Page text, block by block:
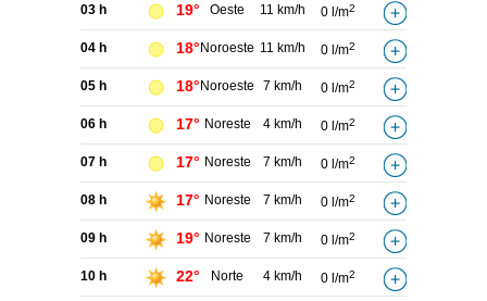
03 h 19° Oeste 11 km/h 0 l/m2
04 h 18° Noroeste 11 km/h 0 l/m2
05 h 18° Noroeste 7 km/h 0 l/m2
06 h 17° Noreste 4 km/h 0 l/m2
07 h 17° Noreste 7 km/h 0 l/m2
08 h 17° Noreste 7 km/h 0 l/m2
09 h 19° Noreste 7 km/h 0 l/m2
10 h 22° Norte 4 km/h 0 l/m2